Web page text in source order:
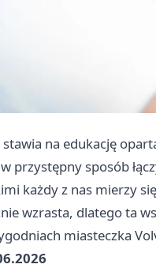
na edukację
przystępny sposób
każdy z nas mierzy
wzrasta, dlatego ta
miasteczka